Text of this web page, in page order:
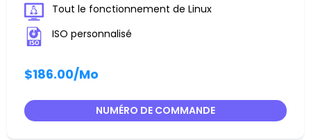
Tout le fonctionnement de Linux
ISO personnalisé
$186.00/Mo
NUMÉRO DE COMMANDE